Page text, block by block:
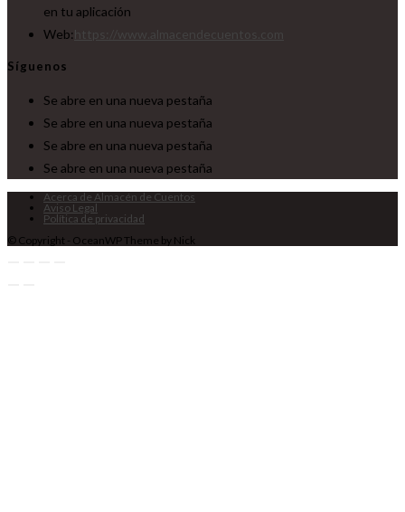
en tu aplicación
Web:
Síguenos
Se abre en una nueva pestaña
Se abre en una nueva pestaña
Se abre en una nueva pestaña
Se abre en una nueva pestaña
Acerca de Almacén de Cuentos
Aviso Legal
Política de privacidad
© Copyright - OceanWP Theme by Nick